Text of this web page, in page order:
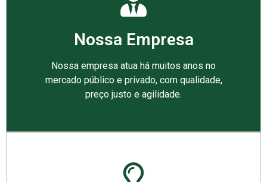
Nossa Empresa
Nossa empresa atua há muitos anos no
mercado público e privado, com qualidade,
preço justo e agilidade.